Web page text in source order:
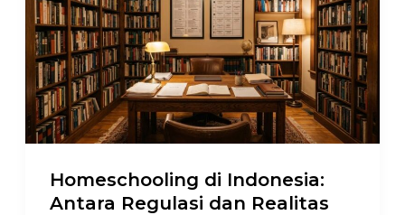
Homeschooling di Indonesia:
Antara Regulasi dan Realitas
Indonesia:
Antara
Regulasi
dan
Realitas